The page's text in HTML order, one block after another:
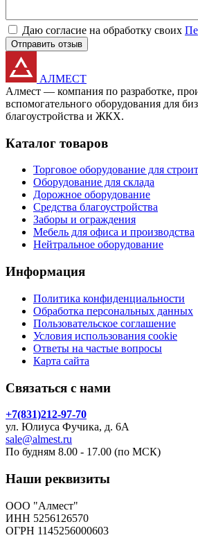
Даю согласие на обработку своих
Отправить отзыв
АЛМЕСТ
Алмест — компания по разработке,
вспомогательного оборудования для
благоустройства и ЖКХ.
Каталог товаров
Торговое оборудование для
Оборудование для склада
Дорожное оборудование
Средства благоустройства
Заборы и ограждения
Мебель для офиса и производства
Нейтральное оборудование
Информация
Политика конфиденциальности
Обработка персональных данных
Пользовательское соглашение
Условия использования cookie
Ответы на частые вопросы
Карта сайта
Связаться с нами
+7(831)212-97-70
ул. Юлиуса Фучика, д. 6А
sale@almest.ru
По будням 8.00 - 17.00 (по МСК)
Наши реквизиты
ООО "Алмест"
ИНН 5256126570
ОГРН 1145256000603